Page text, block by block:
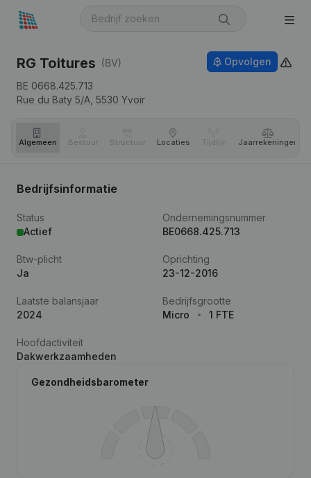
RG Toitures (BV)
BE 0668.425.713
Rue du Baty 5/A, 5530 Yvoir
Opvolgen
Algemeen Bestuur Structuur Locaties Tijdlijn Jaar­rekeningen
Bedrijfsinformatie
Status
Actief
Ondernemingsnummer
BE0668.425.713
Btw-plicht
Ja
Oprichting
23-12-2016
Laatste balansjaar
2024
Bedrijfsgrootte
Micro
1 FTE
Hoofdactiviteit
Dakwerkzaamheden
Gezondheidsbarometer